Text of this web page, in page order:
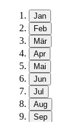
Jan
Feb
Mär
Apr
Mai
Jun
Jul
Aug
Sep